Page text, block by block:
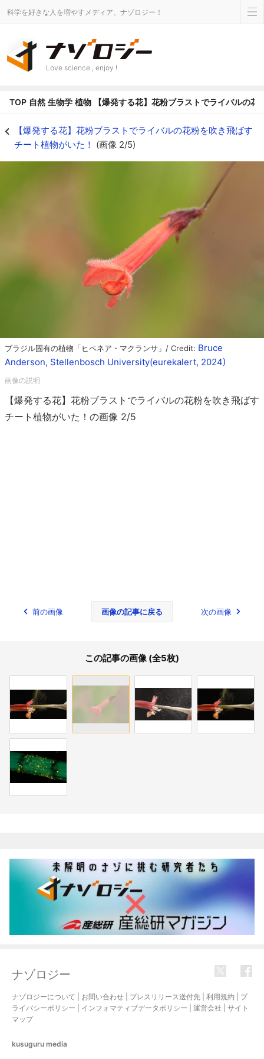
科学を好きな人を増やすメディア、ナゾロジー！
Love science , enjoy !
TOP 自然 生物学 植物 【爆発する花】花粉ブラストでライバルの
【爆発する花】花粉ブラストでライバルの花粉を吹き飛ばす
チート植物がいた！ (画像 2/5)
ブラジル固有の植物「ヒペネア・マクランサ」/ Credit: Bruce
Anderson, Stellenbosch University(eurekalert, 2024)
【爆発する花】花粉ブラストでライバルの花粉を吹き飛ばす
チート植物がいた！の画像 2/5
前の画像 画像の記事に戻る 次の画像
この記事の画像 (全5枚)
ナゾロジー
ナゾロジーについて お問い合わせ プレスリリース送付先 利用規約
プ
ライバシーポリシー
インフォマティブデータポリシー 運営会社
サイト
マップ
kusuguru media